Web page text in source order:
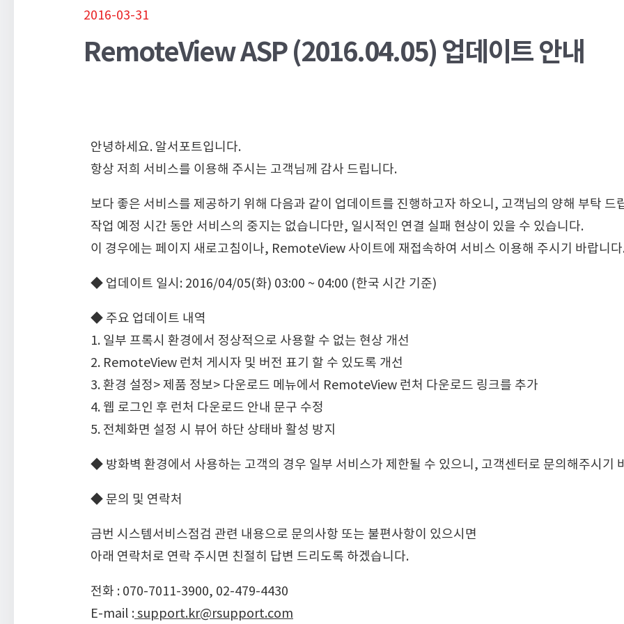
2016-03-31
RemoteView ASP (2016.04.05) 업데이트 안내
안녕하세요. 알서포트입니다.
항상 저희 서비스를 이용해 주시는 고객님께 감사 드립니다.
보다 좋은 서비스를 제공하기 위해 다음과 같이 업데이트를 진행하고자 하오니, 고객님의 양해 부탁 드
작업 예정 시간 동안 서비스의 중지는 없습니다만, 일시적인 연결 실패 현상이 있을 수 있습니다.
이 경우에는 페이지 새로고침이나, RemoteView 사이트에 재접속하여 서비스 이용해 주시기 바랍니
◆ 업데이트 일시: 2016/04/05(화) 03:00 ~ 04:00 (한국 시간 기준)
◆ 주요 업데이트 내역
1. 일부 프록시 환경에서 정상적으로 사용할 수 없는 현상 개선
2. RemoteView 런처 게시자 및 버전 표기 할 수 있도록 개선
3. 환경 설정> 제품 정보> 다운로드 메뉴에서 RemoteView 런처 다운로드 링크를 추가
4. 웹 로그인 후 런처 다운로드 안내 문구 수정
5. 전체화면 설정 시 뷰어 하단 상태바 활성 방지
◆ 방화벽 환경에서 사용하는 고객의 경우 일부 서비스가 제한될 수 있으니, 고객센터로 문의해주시기
◆ 문의 및 연락처
금번 시스템서비스점검 관련 내용으로 문의사항 또는 불편사항이 있으시면
아래 연락처로 연락 주시면 친절히 답변 드리도록 하겠습니다.
전화 : 070-7011-3900, 02-479-4430
E-mail :support.kr@rsupport.com